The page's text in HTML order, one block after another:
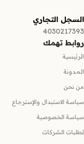
السجل التجاري
4030217393
روابط تهمك
الرئيسية
المدونة
من نحن
سياسة الاستبدال والإسترجاع
سياسة الخصوصية
لطلبات الشركات